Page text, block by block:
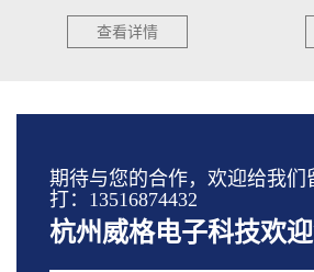
查看详情
期待与您的合作，欢迎给我们
打：13516874432
杭州威格电子科技欢